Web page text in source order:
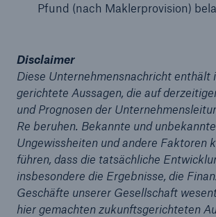
Pfund (nach Maklerprovision)
Disclaimer
Diese Unternehmensnachricht enthält
gerichtete Aussagen, die auf
und Prognosen der
Re beruhen. Bekannte und
Ungewissheiten und andere Faktoren
führen, dass die tatsächliche
insbesondere die Ergebnisse, die
Geschäfte unserer Gesellschaft
hier gemachten zukunftsgerichteten
Rückversicherung Leben/Gesundheit
MIRA Digital Suite